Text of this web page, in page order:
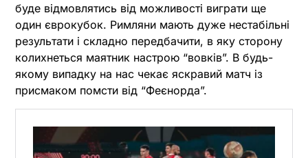
буде відмовлятись від можливості виграти ще
один єврокубок. Римляни мають дуже нестабільні
результати і складно передбачити, в яку сторону
колихнеться маятник настрою “вовків”. В будь-
якому випадку на нас чекає яскравий матч із
присмаком помсти від “Феєнорда”.